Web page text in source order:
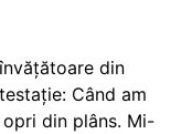
din
Când am
din plâns. Mi-